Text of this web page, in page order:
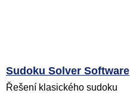
Sudoku Solver Software
Řešení klasického sudoku